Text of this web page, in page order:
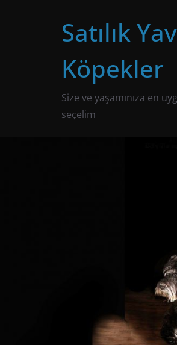
Satılık
Köpekler
Size ve yaşamınıza en
seçelim